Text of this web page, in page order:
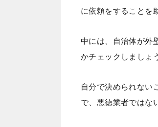
に依頼をすることを
中には、自治体が外
かチェックしましょ
自分で決められない
で、悪徳業者ではな